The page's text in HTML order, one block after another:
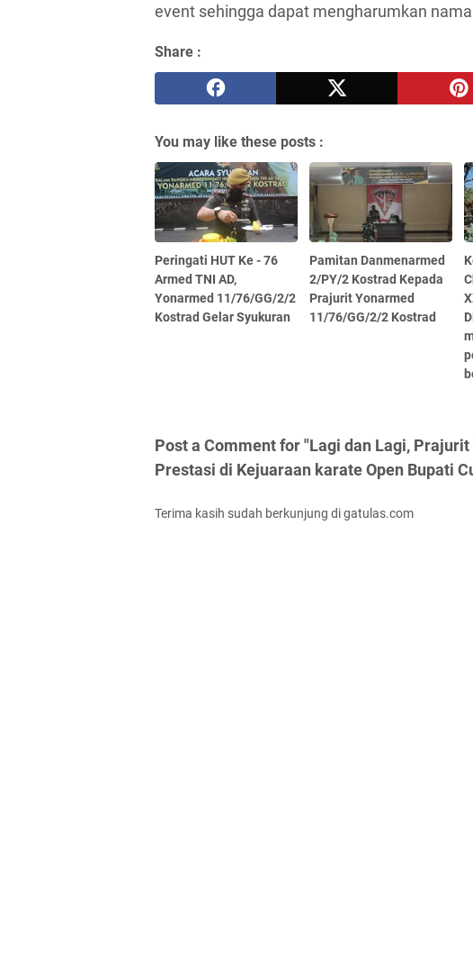
event sehingga dapat mengharumkan
Share :
You may like these posts :
Peringati HUT Ke - 76
Armed TNI AD,
Yonarmed 11/76/GG/2/2
Kostrad Gelar Syukuran
Pamitan Danmenarmed
2/PY/2 Kostrad Kepada
Prajurit Yonarmed
11/76/GG/2/2 Kostrad
Post a Comment for "Lagi dan Lagi,
Prestasi di Kejuaraan karate Open Bupati
Terima kasih sudah berkunjung di gatulas.com